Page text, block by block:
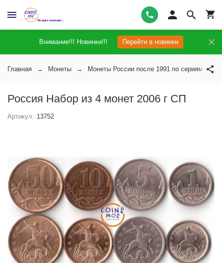
Внимание!!! Новинки!!! Перейти в новинки
Главная Монеты Монеты России после 1991 по сериям
Россия Набор из 4 монет 2006 г СП
Артикул: 13752